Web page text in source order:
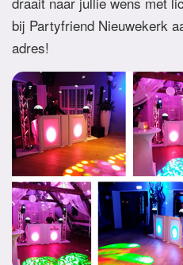
bij Partyfriend Nieuwekerk
adres!